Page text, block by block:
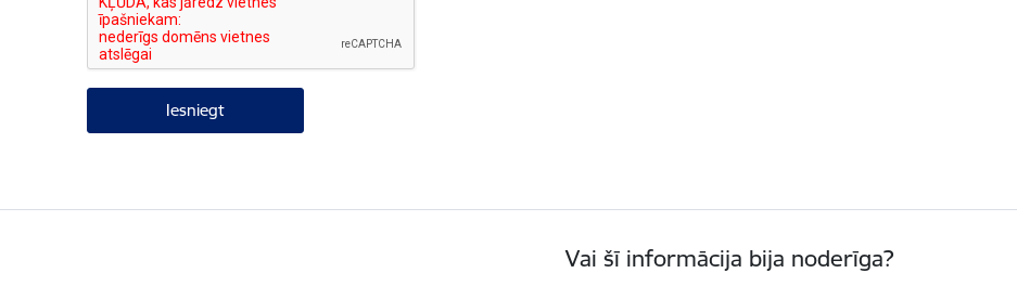
Vai šī informācija bija noderīga?